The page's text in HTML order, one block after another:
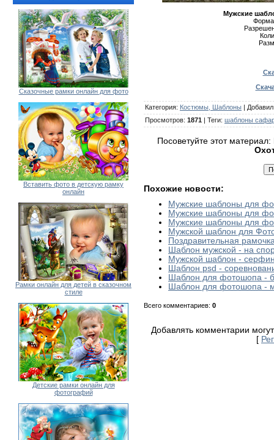
Сказочные рамки онлайн для фото
Вставить фото в детскую рамку
онлайн
Рамки онлайн для детей в сказочном
стиле
Детские рамки онлайн для
фотографий
Мужские
Категория: Костюмы, Шаблоны | Добавил
Просмотров: 1871 | Теги: шаблоны
Посоветуйте этот материал:
Похожие новости:
Мужские шаблоны для
Мужские шаблоны для
Мужские шаблоны для
Мужской шаблон для
Поздравительная
Шаблон мужской - на
Мужской шаблон -
Шаблон psd -
Шаблон для фотошопа -
Шаблон для фотошопа -
Всего комментариев: 0
Добавлять комментарии
[